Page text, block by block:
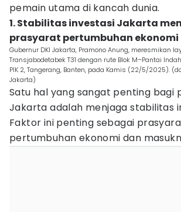
pemain utama di kancah dunia.
1. Stabilitas investasi Jakarta
prasyarat pertumbuhan ekonomi
Gubernur DKI Jakarta, Pramono Anung, meresmikan
Transjabodetabek T31 dengan rute Blok M–Pantai
PIK 2, Tangerang, Banten, pada Kamis (22/5/2025).
Jakarta)
Satu hal yang sangat penting bagi
Jakarta adalah menjaga stabilitas
Faktor ini penting sebagai
pertumbuhan ekonomi dan